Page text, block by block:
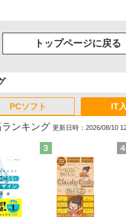
トップページに戻る
PCソフト IT
ンキング 更新日時：2026/08/10